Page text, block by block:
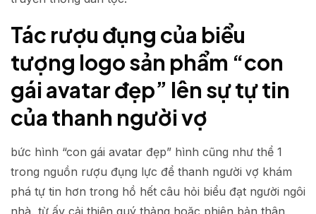
Tác rượu đụng của biểu
tượng logo sản phẩm “con
gái avatar đẹp” lên sự tự tin
của thanh người vợ
bức hình “con gái avatar đẹp” hình cũng như thể 1
trong nguồn rượu đụng lực để thanh người vợ khám
phá tự tin hơn trong hồ hết câu hỏi biểu đạt người ngôi
nhà, từ ấy cải thiện quý thảng hoặc phiên bản thân